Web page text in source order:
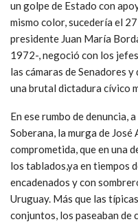
un golpe de Estado con
mismo color, sucedería el
presidente Juan María
1972-, negoció con los
las cámaras de Senadores
una brutal dictadura cívico
En ese rumbo de denuncia,
Soberana, la murga de José
comprometida, que en una
los tablados,ya en tiempos
encadenados y con
Uruguay. Más que las
conjuntos, los paseaban de